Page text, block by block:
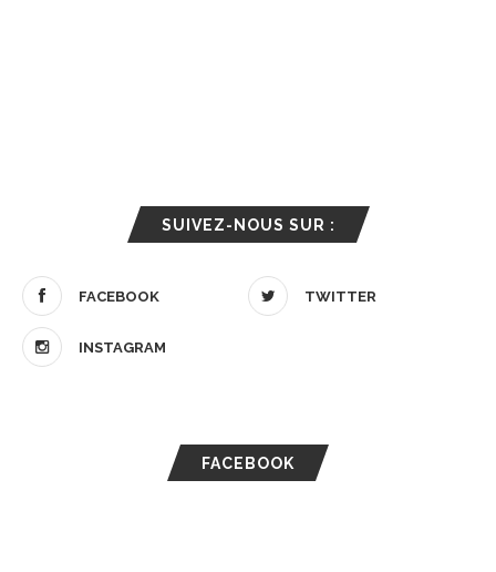
SUIVEZ-NOUS SUR :
FACEBOOK TWITTER
INSTAGRAM
FACEBOOK